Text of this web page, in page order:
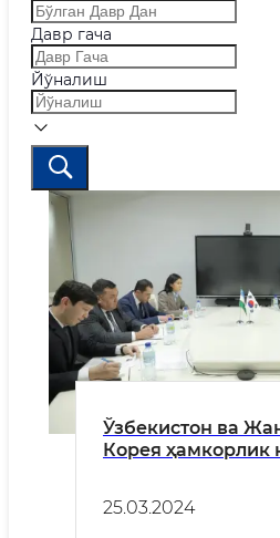
Давр гача
Йўналиш
Ўзбекистон ва
Корея ҳамкорлик
25.03.2024